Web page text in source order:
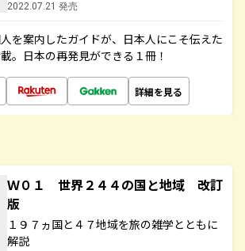
2022.07.21 発売
を案内したガイドが、日本人にこそ伝えた
。日本の再発見ができる１冊！
詳細を見る
Ｗ０１ 世界２４４の国と地域 改訂
版
１９７ヵ国と４７地域を旅の雑学とともに
解説